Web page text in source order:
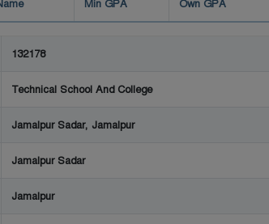
Min GPA Own GPA
132178
Technical School And College
Jamalpur Sadar, Jamalpur
Jamalpur Sadar
Jamalpur